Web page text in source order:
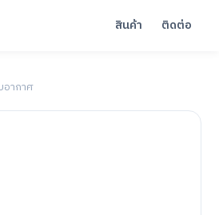
สินค้า ติดต่อ
อากาศ